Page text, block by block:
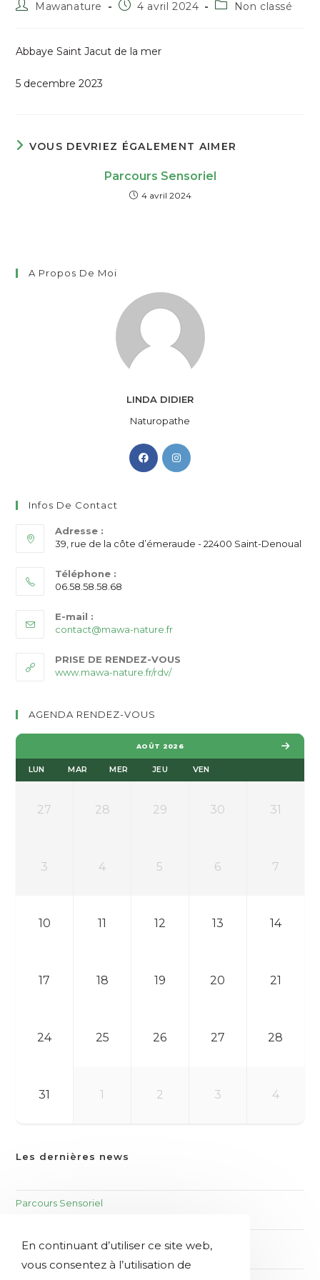
Auteur/autrice
publication :
Mawanature
Publication
4 avril 2024
PostNon classé
Abbaye Saint Jacut de la mer
5 decembre 2023
VOUS DEVRIEZ ÉGALEMENT AIMER
Parcours Sensoriel
4 avril 2024
A Propos De Moi
LINDA DIDIER
Naturopathe
S’ouvre
dans
S’ouvre
Infos De Contact
Adresse :
39, rue de la côte d’émeraude - 22400 Saint-Denoual
Téléphone :
06.58.58.58.68
E-mail :
contact@mawa-nature.frS’ouvre
votre
application
PRISE DE RENDEZ-VOUS
www.mawa-nature.fr/rdv/
AGENDA RENDEZ-VOUS
AOÛT 2026
LUN MAR MER JEU VEN
27 28 29 30 31
3 4 5 6 7
10 11 12 13 14
17 18 19 20 21
24 25 26 27 28
31 1 2 3 4
Les dernières news
Parcours Sensoriel
Conférence « bien vieillir »
En continuant d’utiliser ce site web,
vous consentez à l’utilisation de